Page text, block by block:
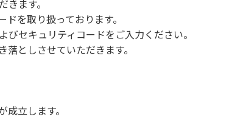
ます。
ドを取り扱っております。
セキュリティコードをご入力ください。
としさせていただきます。
立します。